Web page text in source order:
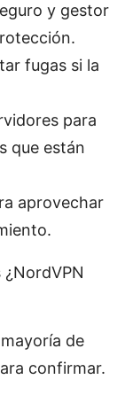
y gestor
fugas si la
para
que están
aprovechar
de
confirmar.